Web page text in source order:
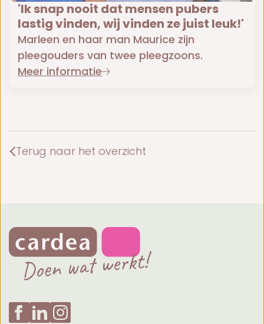
'Ik snap nooit dat mensen pubers
lastig vinden, wij vinden ze juist leuk!'
Marleen en haar man Maurice zijn
pleegouders van twee pleegzoons.
Meer informatie
Terug naar het overzicht